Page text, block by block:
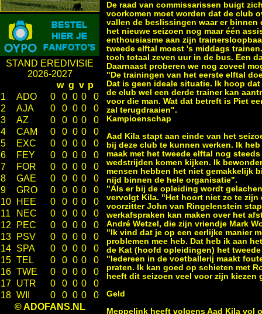
STAND EREDIVISIE
2026-2027
w g v p
1
ADO 0 0 0 0
0
2
AJA 0 0 0 0
0
3
AZ 0 0 0 0
0
4
CAM 0 0 0 0
0
5
EXC 0 0 0 0
0
6
FEY 0 0 0 0
0
7
FOR 0 0 0 0
0
8
GAE 0 0 0 0
0
9
GRO 0 0 0 0
0
10
HEE 0 0 0 0
0
11
NEC 0 0 0 0
0
12
PEC 0 0 0 0
0
13
PSV 0 0 0 0
0
14 SPA 0 0 0 0
0
15 TEL 0 0 0 0
0
16 TWE 0 0 0 0
0
17 UTR 0 0 0 0
0
18 WII 0 0 0 0
0
© ADOFANS.NL
De raad van commissarissen buigt
voorkomen moet worden dat de club
vallen de beslissingen waar er
het nieuwe seizoen nog maar één
enthousiasme aan zijn
tweede elftal moest 's middags
toch totaal zeven uur in de bus. Een
Daarnaast proberen we nog zoveel
"De trainingen van het eerste elftal
Dat is geen ideale situatie. Ik hoop
de club wel een derde trainer kan
voor die man. Wat dat betreft is Piet
zal terugdraaien".
Kampioenschap
Aad Kila stapt aan einde van het
bij deze club te kunnen werken. Ik
maak met het tweede elftal nog
wedstrijden komen kijken. Ik
mensen hebben het niet gemakkelijk
nijd binnen de hele organisatie".
"Als er bij de opleiding wordt
vervolgt Kila. "Het hoort niet zo te zijn
voorzitter John van Ringelenstein
werkafspraken kan maken over het
André Wetzel, die zijn vriendje Mark
"Ik vind dat je op een eerlijke manier
problemen mee heb. Dat heb ik aan
de Kat (hoofd opleidingen) het
"Iedereen in de voetballerij maakt
praten. Ik kan goed op schieten met
heeft dit seizoen veel voor zijn
Geld
Meppelink heeft volgens Aad Kila vol